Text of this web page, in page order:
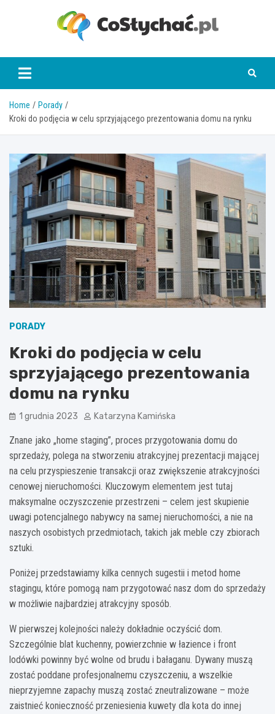
coslychac.pl
Home
Porady
Kroki do podjęcia w celu sprzyjającego prezentowania domu na rynku
PORADY
Kroki do podjęcia w celu
sprzyjającego prezentowania
domu na rynku
1 grudnia 2023 Katarzyna Kamińska
Znane jako „home staging”, proces przygotowania domu do
sprzedaży, polega na stworzeniu atrakcyjnej prezentacji mającej
na celu przyspieszenie transakcji oraz zwiększenie atrakcyjności
cenowej nieruchomości. Kluczowym elementem jest tutaj
maksymalne oczyszczenie przestrzeni – celem jest skupienie
uwagi potencjalnego nabywcy na samej nieruchomości, a nie na
naszych osobistych przedmiotach, takich jak meble czy zbiorach
sztuki.
Poniżej przedstawiamy kilka cennych sugestii i metod home
stagingu, które pomogą nam przygotować nasz dom do sprzedaży
w możliwie najbardziej atrakcyjny sposób.
W pierwszej kolejności należy dokładnie oczyścić dom.
Szczególnie blat kuchenny, powierzchnie w łazience i front
lodówki powinny być wolne od brudu i bałaganu. Dywany muszą
zostać poddane profesjonalnemu czyszczeniu, a wszelkie
nieprzyjemne zapachy muszą zostać zneutralizowane – może
zaistnieć konieczność przeniesienia kuwety dla kota do innej